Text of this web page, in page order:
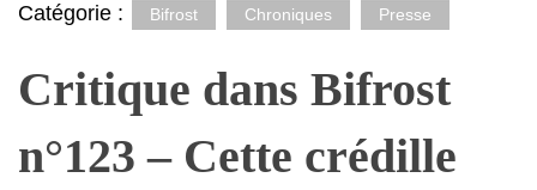
Catégorie : Bifrost Chroniques Presse
Critique dans Bifrost
n°123 – Cette crédille